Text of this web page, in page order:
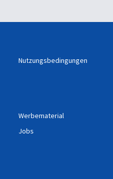
Nutzungsbedingungen
Werbematerial
Jobs